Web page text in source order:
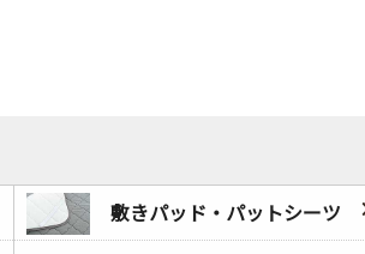
敷きパッド・パットシーツ